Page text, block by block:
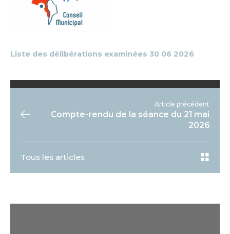
Liste des délibérations examinées 30 06 2026
Article précédent
Compte-rendu de la séance du 21 mai
2026
Tous les articles